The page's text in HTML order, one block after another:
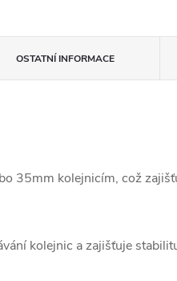
OSTATNÍ INFORMACE
35mm kolejnicím, což
kolejnic a zajišťuje